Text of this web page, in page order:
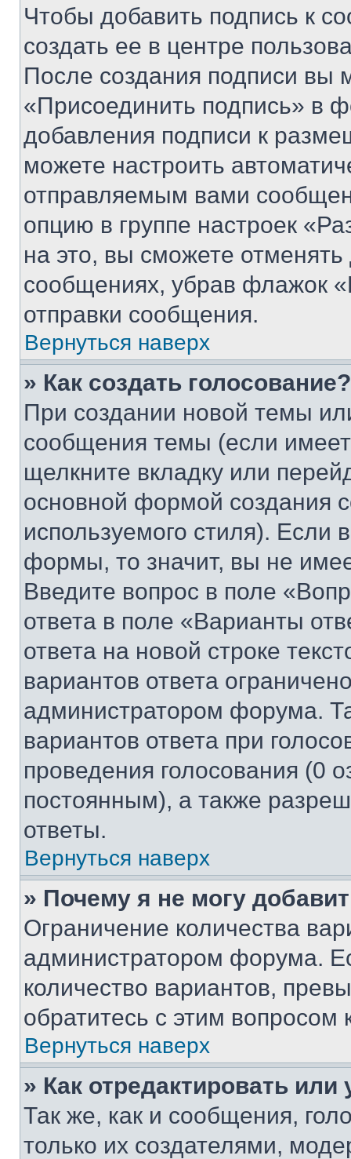
Чтобы добавить подпись к
создать ее в центре
После создания подписи вы
«Присоединить подпись» в
добавления подписи к
можете настроить
отправляемым вами
опцию в группе настроек
на это, вы сможете
сообщениях, убрав флажок
отправки сообщения.
Вернуться наверх
» Как создать голосование?
При создании новой темы
сообщения темы (если
щелкните вкладку или
основной формой создания
используемого стиля). Если
формы, то значит, вы не
Введите вопрос в поле
ответа в поле «Варианты
ответа на новой строке
вариантов ответа
администратором форума.
вариантов ответа при
проведения голосования (0
постоянным), а также
ответы.
Вернуться наверх
» Почему я не могу
Ограничение количества
администратором форума.
количество вариантов,
обратитесь с этим вопросом
Вернуться наверх
» Как отредактировать
Так же, как и сообщения,
только их создателями,